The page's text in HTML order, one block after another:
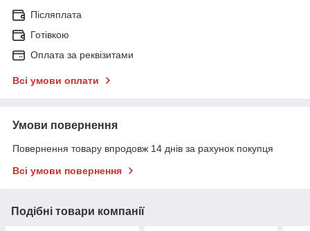
Післяплата
Готівкою
Оплата за реквізитами
Всі умови оплати
Умови повернення
Повернення товару впродовж 14 днів за рахунок покупця
Всі умови повернення
Подібні товари компанії